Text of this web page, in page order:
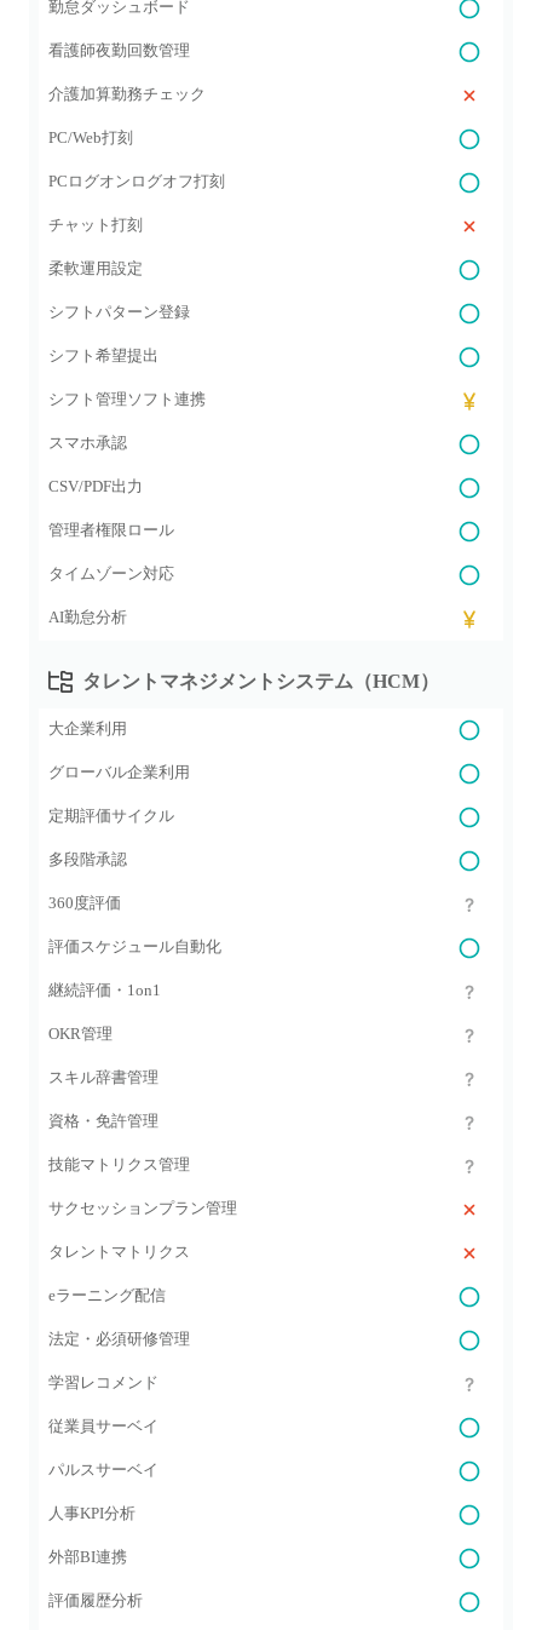
勤怠ダッシュボード
看護師夜勤回数管理
介護加算勤務チェック
PC/Web打刻
PCログオンログオフ打刻
チャット打刻
柔軟運用設定
シフトパターン登録
シフト希望提出
シフト管理ソフト連携
スマホ承認
CSV/PDF出力
管理者権限ロール
タイムゾーン対応
AI勤怠分析
タレントマネジメントシステム（HCM）
大企業利用
グローバル企業利用
定期評価サイクル
多段階承認
360度評価
評価スケジュール自動化
継続評価・1on1
OKR管理
スキル辞書管理
資格・免許管理
技能マトリクス管理
サクセッションプラン管理
タレントマトリクス
eラーニング配信
法定・必須研修管理
学習レコメンド
従業員サーベイ
パルスサーベイ
人事KPI分析
外部BI連携
評価履歴分析